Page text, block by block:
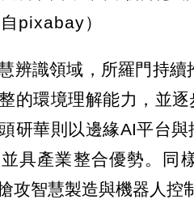
pixabay）
辨識領域，所羅門持
的環境理解能力，並
研華則以邊緣AI平台
具產業整合優勢。同
攻智慧製造與機器人控